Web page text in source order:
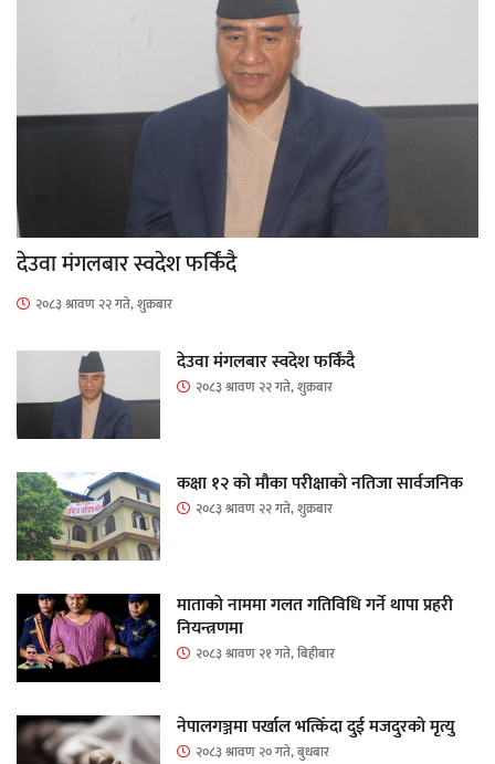
देउवा मंगलबार स्वदेश फर्किंदै
२०८३ श्रावण २२ गते, शुक्रबार
देउवा मंगलबार स्वदेश फर्किंदै
२०८३ श्रावण २२ गते, शुक्रबार
कक्षा १२ को मौका परीक्षाको नतिजा सार्वजनिक
२०८३ श्रावण २२ गते, शुक्रबार
माताकाे नाममा गलत गतिविधि गर्ने थापा प्रहरी
नियन्त्रणमा
२०८३ श्रावण २१ गते, बिहीबार
नेपालगञ्जमा पर्खाल भत्किँदा दुई मजदुरको मृत्यु
२०८३ श्रावण २० गते, बुधबार